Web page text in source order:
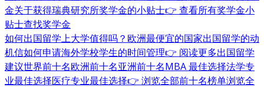
金关于获得瑞典研究所奖学金的小贴士👉 查看所有奖学金小
贴士查找奖学金
如何出国留学上大学值得吗？ 欧洲最便宜的国家出国留学的动
机信如何申请海外学校学生的时间管理👉 阅读更多出国留学
建议世界前十名欧洲前十名亚洲前十名MBA 最佳选择法学专
业最佳选择医疗专业最佳选择👉 浏览全部前十名榜单浏览全